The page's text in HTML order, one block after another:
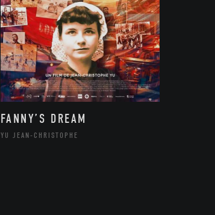
FANNY’S DREAM
YU JEAN-CHRISTOPHE